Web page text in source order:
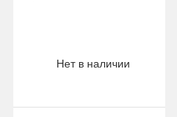
Нет в наличии